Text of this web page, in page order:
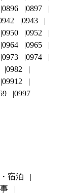
0896
0897
0943
0950
0952
0964
0965
0973
0974
0982
09912
0997
宿泊